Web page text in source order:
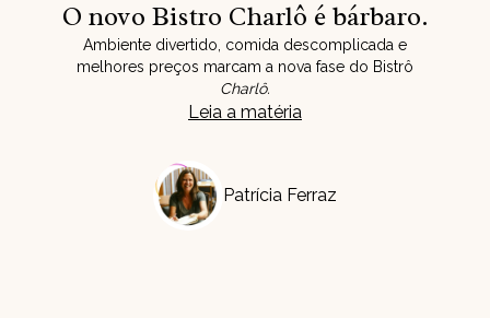
O novo Bistro Charlô é bárbaro.
Ambiente divertido, comida descomplicada e
melhores preços marcam a nova fase do Bistrô
Charlô.
Leia a matéria
Patrícia Ferraz